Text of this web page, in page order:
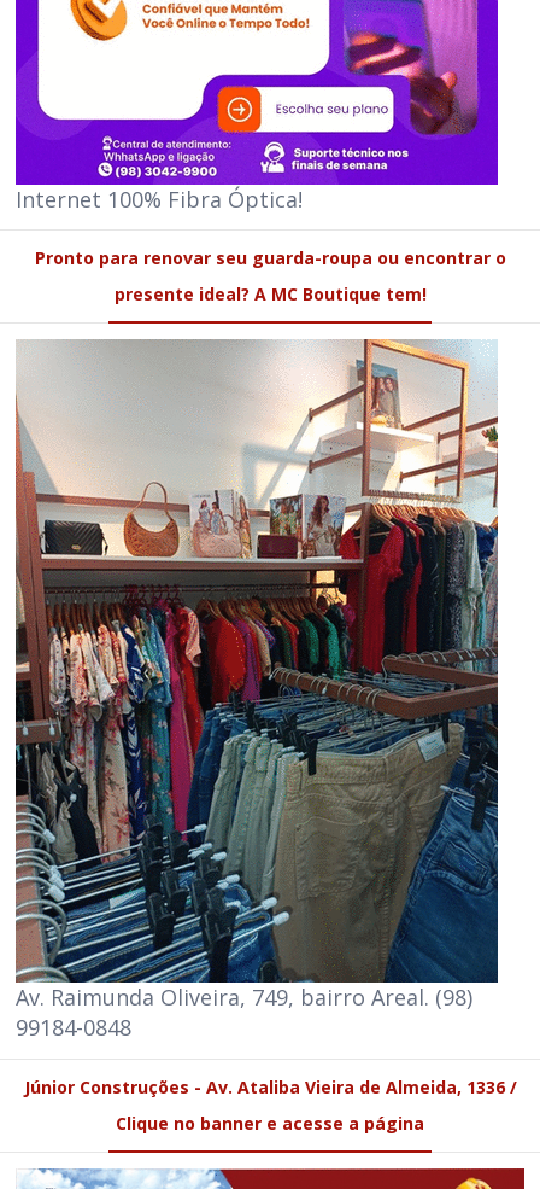
Internet 100% Fibra Óptica!
Pronto para renovar seu guarda-roupa ou encontrar o
presente ideal? A MC Boutique tem!
Av. Raimunda Oliveira, 749, bairro Areal. (98)
99184-0848
Júnior Construções - Av. Ataliba Vieira de Almeida, 1336 /
Clique no banner e acesse a página